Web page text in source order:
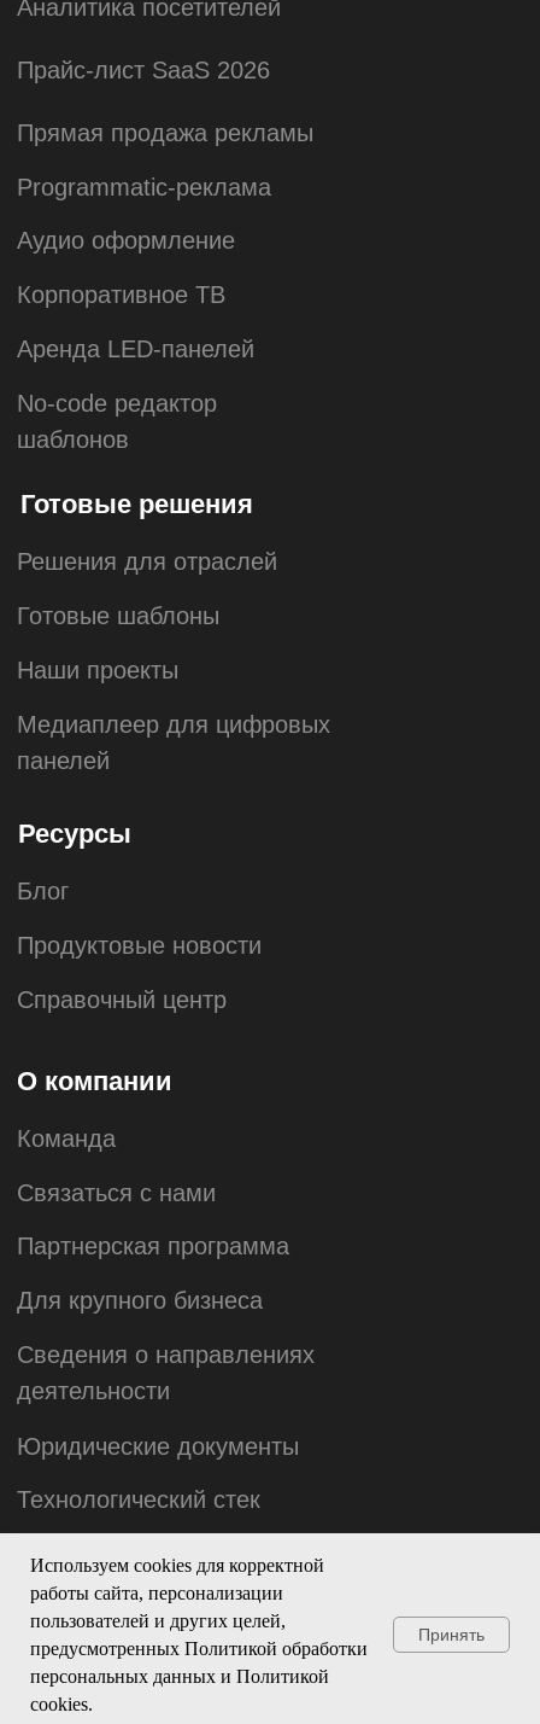
Используем cookies для корректной
работы сайта, персонализации
пользователей и других целей,
предусмотренных Политикой обработки
персональных данных и Политикой
cookies.
Принять